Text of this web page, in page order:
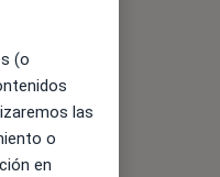
(o
las
o
en